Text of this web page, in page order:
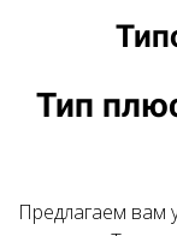
Тип
Предлагаем вам